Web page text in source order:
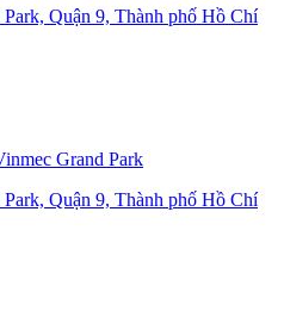
Quận 9, Thành phố Hồ Chí
Grand Park
Quận 9, Thành phố Hồ Chí